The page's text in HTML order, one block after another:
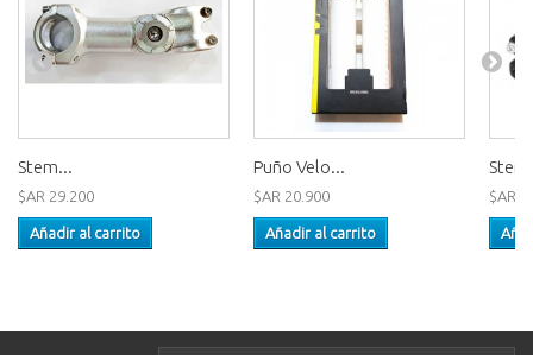
Stem...
$AR 29.200
Añadir al carrito
Puño Velo...
$AR 20.900
Añadir al carrito
$AR